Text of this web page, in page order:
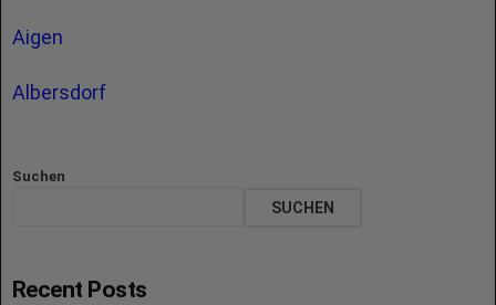
Aigen
Albersdorf
Suchen
SUCHEN
Recent Posts